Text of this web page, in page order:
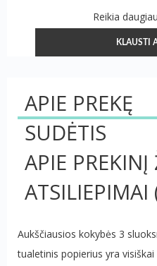
Reikia
KLAUSTI
APIE PREKĘ
SUDĖTIS
APIE PREKINĮ
ATSILIEPIMAI
Aukščiausios kokybės 3
tualetinis popierius yra